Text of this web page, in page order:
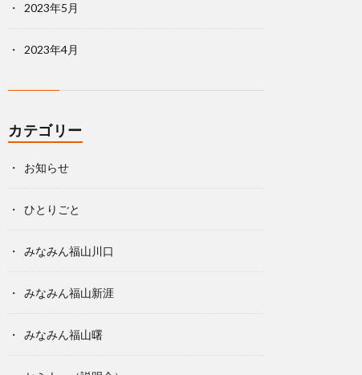
2023年5月
2023年4月
カテゴリー
お知らせ
ひとりごと
みなみん福山川口
みなみん福山新涯
みなみん福山曙